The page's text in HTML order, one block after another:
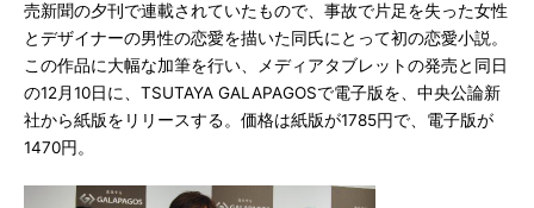
売新聞の夕刊で連載されていたもので、事故で片足を失った女性
とデザイナーの男性の恋愛を描いた同氏にとって初の恋愛小説。
この作品に大幅な加筆を行い、メディアタブレットの発売と同日
の12月10日に、TSUTAYA GALAPAGOSで電子版を、中央公論新
社から紙版をリリースする。価格は紙版が1785円で、電子版が
1470円。